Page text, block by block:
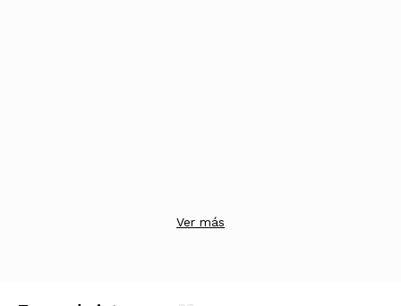
Ver más